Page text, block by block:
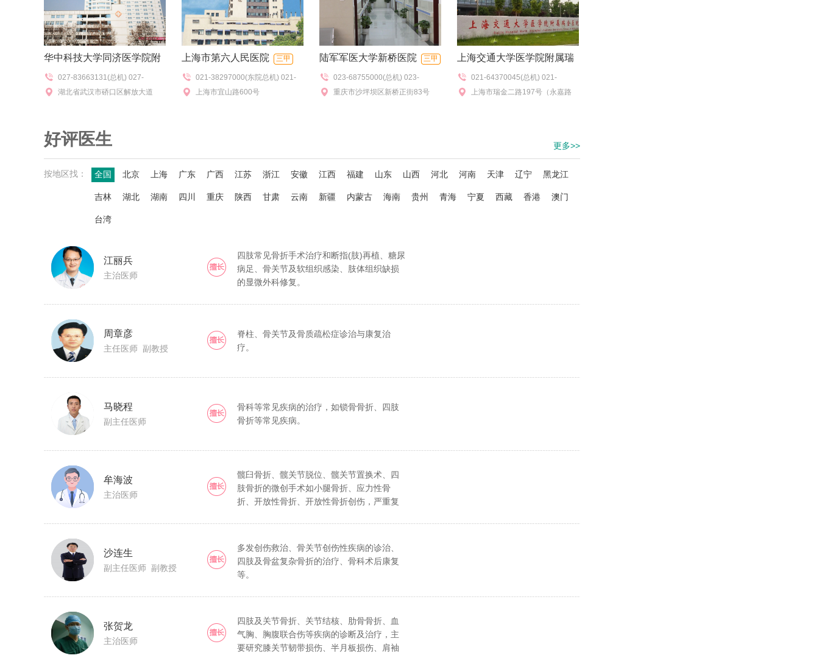
华中科技大学同济医学院附
属同济医院 三甲
027-83663131(总机) 027-
83663298(咨询台) ;(光谷院
湖北省武汉市硚口区解放大道
上海市第六人民医院 三甲
021-38297000(东院总机) 021-
64757781或64757782(预约中
上海市宜山路600号
陆军军医大学新桥医院 三甲
023-68755000(总机) 023-
68755744(预约挂号),023-
重庆市沙坪坝区新桥正街83号
上海交通大学医学院附属瑞
金医院021-64370045(总机) 021-
64717398(远洋分
上海市瑞金二路197号（永嘉路
好评医生 更多>>
按地区找： 全国 北京 上海 广东 广西 江苏 浙江 安徽 江西 福建 山东 山西 河北 河南 天津 辽宁 黑龙江
吉林 湖北 湖南 四川 重庆 陕西 甘肃 云南 新疆 内蒙古 海南 贵州 青海 宁夏 西藏 香港 澳门
台湾
江丽兵
主治医师
四肢常见骨折手术治疗和断指(肢)再植、糖尿
病足、骨关节及软组织感染、肢体组织缺损
的显微外科修复。
周章彦
主任医师 副教授
脊柱、骨关节及骨质疏松症诊治与康复治
疗。
马晓程
副主任医师
骨科等常见疾病的治疗，如锁骨骨折、四肢
骨折等常见疾病。
牟海波
主治医师
髋臼骨折、髋关节脱位、髋关节置换术、四
肢骨折的微创手术如小腿骨折、应力性骨
折、开放性骨折、开放性骨折创伤，严重复
沙连生
副主任医师 副教授
多发创伤救治、骨关节创伤性疾病的诊治、
四肢及骨盆复杂骨折的治疗、骨科术后康复
等。
张贺龙
主治医师
四肢及关节骨折、关节结核、肋骨骨折、血
气胸、胸腹联合伤等疾病的诊断及治疗，主
要研究膝关节韧带损伤、半月板损伤、肩袖